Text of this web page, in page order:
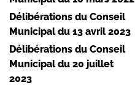
Délibérations du Conseil
Municipal du 13 avril 2023
Délibérations du Conseil
Municipal du 20 juillet
2023